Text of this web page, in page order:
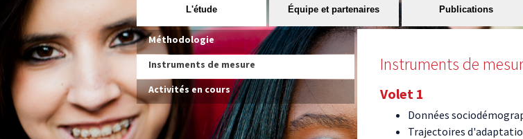
L'étude Équipe et partenaires Publications
Méthodologie
Instruments de mesure
Activités en cours
Instruments de
Volet 1
Données
Trajectoires